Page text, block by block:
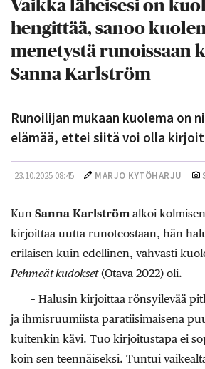
Vaikka läheisesi on
hengittää, sanoo
menetystä runoissaan
Sanna Karlström
Runoilijan mukaan kuolema on
elämää, ettei siitä voi olla
23.10.2025 08:45 MARJO KYTÖHARJU
Kun Sanna Karlström alkoi
kirjoittaa uutta runoteostaan, hän
erilaisen kuin edellinen, vahvasti
Pehmeät kudokset(Otava 2022) oli.
– Halusin kirjoittaa rönsyilevää
ja ihmisruumiista paratiisimaisena
kuitenkin kävi. Tuo kirjoitustapa ei
koin sen teennäiseksi. Tuntui